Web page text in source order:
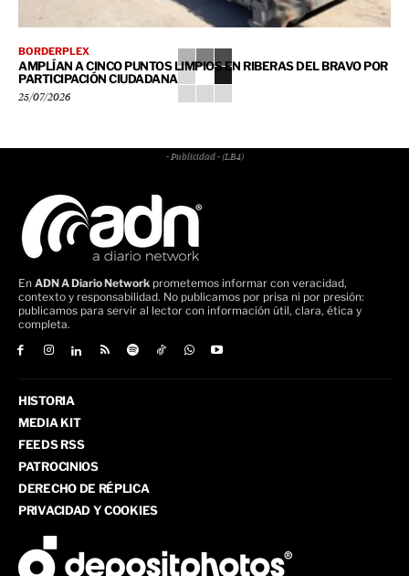
BORDERPLEX
AMPLÍAN A CINCO PUNTOS LIMPIOS EN RIBERAS DEL BRAVO POR
PARTICIPACIÓN CIUDADANA
25/07/2026
- Publicidad - (LB4)
En ADN A Diario Network prometemos informar con veracidad,
contexto y responsabilidad. No publicamos por prisa ni por presión:
publicamos para servir al lector con información útil, clara, ética y
completa.
HISTORIA
MEDIA KIT
FEEDS RSS
PATROCINIOS
DERECHO DE RÉPLICA
PRIVACIDAD Y COOKIES